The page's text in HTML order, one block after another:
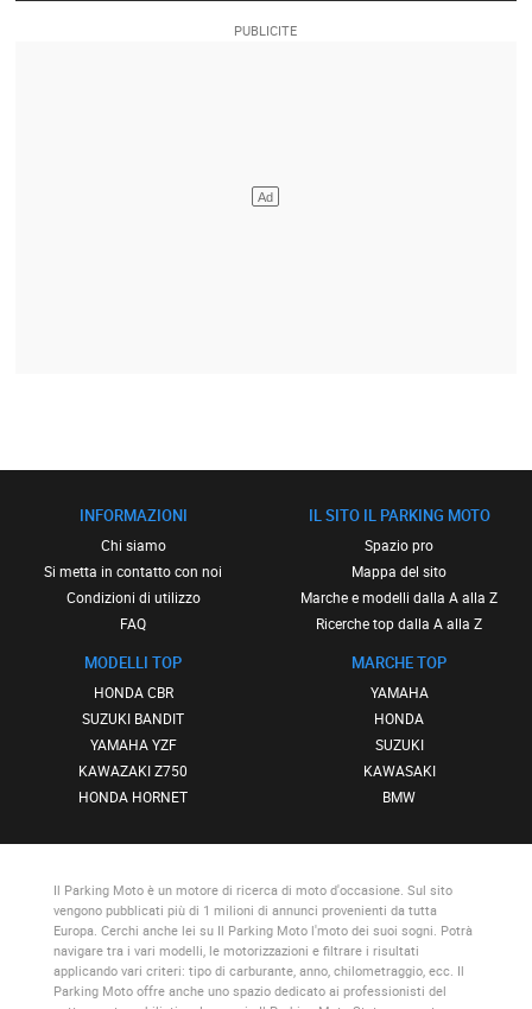
INFORMAZIONI
Chi siamo
Si metta in contatto con noi
Condizioni di utilizzo
FAQ
MODELLI TOP
HONDA CBR
SUZUKI BANDIT
YAMAHA YZF
KAWAZAKI Z750
HONDA HORNET
IL SITO IL PARKING MOTO
Spazio pro
Mappa del sito
Marche e modelli dalla A alla Z
Ricerche top dalla A alla Z
MARCHE TOP
YAMAHA
HONDA
SUZUKI
KAWASAKI
BMW
Il Parking Motoè un motore di ricerca di moto d'occasione. Sul sito
vengono pubblicati più di 1 milioni di annunci provenienti da tutta
Europa. Cerchi anche lei su Il Parking Motol'moto dei suoi sogni. Potrà
navigare tra i vari modelli, le motorizzazioni e filtrare i risultati
applicando vari criteri: tipo di carburante, anno, chilometraggio, ecc. Il
Parking Motooffre anche uno spazio dedicato ai professionisti del